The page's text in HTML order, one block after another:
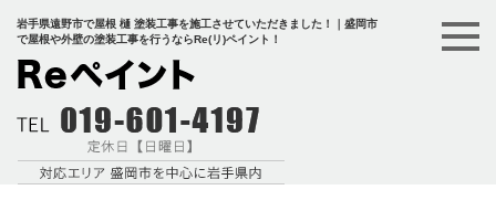
岩手県遠野市で屋根 樋 塗装工事を施工させていただきました！｜盛岡市
で屋根や外壁の塗装工事を行うならRe(リ)ペイント！